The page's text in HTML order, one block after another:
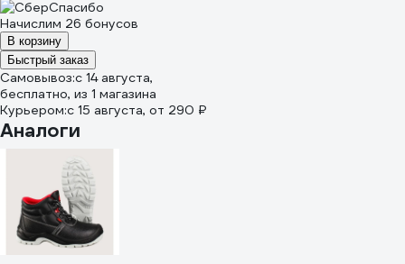
Начислим 26 бонусов
В корзину
Быстрый заказ
Самовывоз:c 14 августа,
бесплатно, из 1 магазина
Курьером:c 15 августа, от 290 ₽
Аналоги